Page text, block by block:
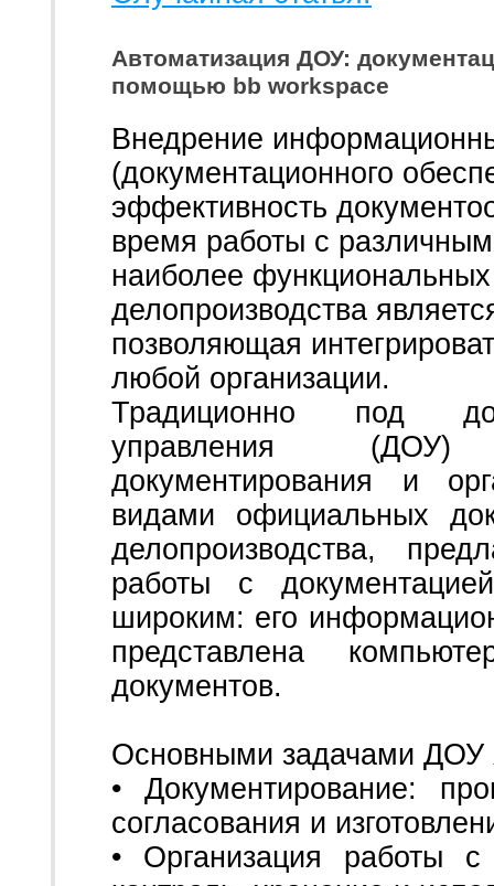
Автоматизация ДОУ:
помощью bb workspace
Внедрение
(документационного
эффективность
время работы с
наиболее
делопроизводства
позволяющая
любой организации.
Традиционно под
управления (ДОУ)
документирования и
видами официальных
делопроизводства,
работы с
широким: его
представлена
документов.
Основными задачами ДОУ
• Документирование:
согласования и
• Организация работы с